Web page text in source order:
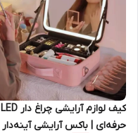
کیف لوازم آرایشی چراغ دار LED
حرفه‌ای | باکس آرایشی آینه‌دار